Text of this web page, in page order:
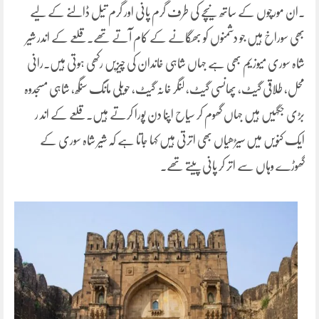
۔ان مورچوں کے ساتھ نیچے کی طرف گرم پانی اور گرم تیل ڈالنے کے لیے
بھی سوراخ ہیں جو دشمنوں کو بھگانے کے کام آتے تھے۔ قلعے کے اندر شیر
شاہ سوری میوزیم بھی ہے جہاں شاہی خاندان کی چیزیں رکھی ہوتی ہیں۔رانی
محل، طلاقی گیٹ، پھانسی گیٹ، لنگر خانہ گیٹ، حویلی مانگ سنگھ، شاہی مسجدوہ
بڑی جگہیں ہیں جہاں گھوم کر سیاح اپنا دن پورا کرتے ہیں۔ قلعے کے اند ر
ایک کنویں میں سیڑھیاں بھی اترتی ہیں کہا جاتا ہے کہ شیر شاہ سوری کے
گھوڑے وہاں سے اتر کر پانی پیتے تھے۔